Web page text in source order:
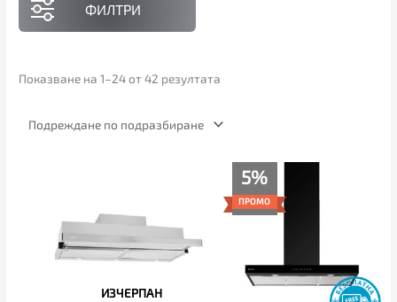
ФИЛТРИ
Показване на 1–24 от 42 резултата
ИЗЧЕРПАН
5%
ПРОМО
е:
346.00€